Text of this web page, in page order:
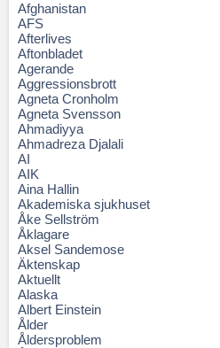
Afghanistan
AFS
Afterlives
Aftonbladet
Agerande
Aggressionsbrott
Agneta Cronholm
Agneta Svensson
Ahmadiyya
Ahmadreza Djalali
AI
AIK
Aina Hallin
Akademiska sjukhuset
Åke Sellström
Åklagare
Aksel Sandemose
Äktenskap
Aktuellt
Alaska
Albert Einstein
Ålder
Åldersproblem